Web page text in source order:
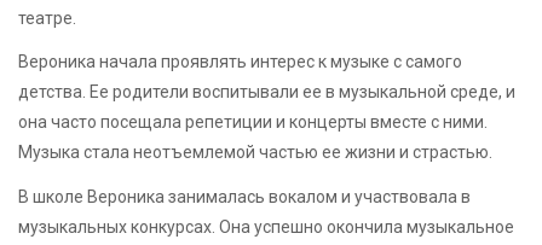
театре.
Вероника начала проявлять интерес к музыке с самого
детства. Ее родители воспитывали ее в музыкальной среде, и
она часто посещала репетиции и концерты вместе с ними.
Музыка стала неотъемлемой частью ее жизни и страстью.
В школе Вероника занималась вокалом и участвовала в
музыкальных конкурсах. Она успешно окончила музыкальное